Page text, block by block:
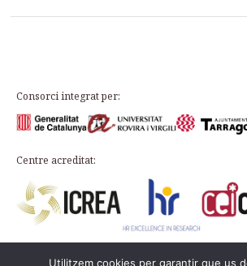
Consorci integrat per:
Centre acreditat:
Utilitzem cookies per garantir que us